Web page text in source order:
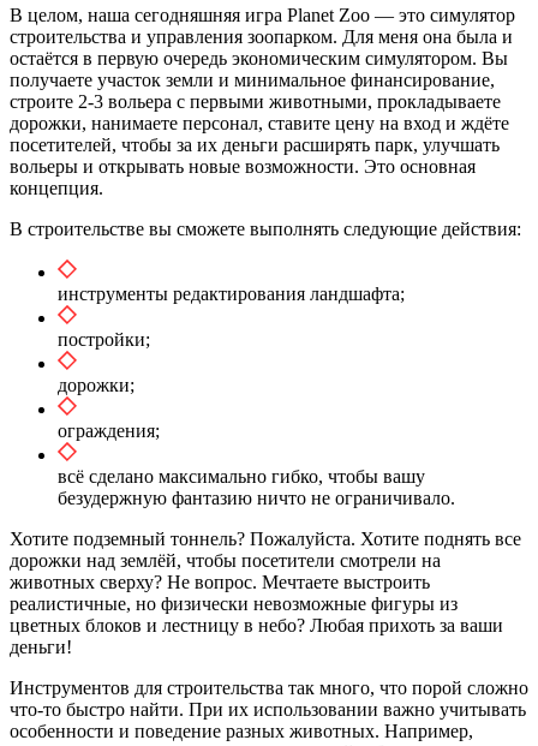
В целом, наша сегодняшняя игра Planet Zoo — это симулятор
строительства и управления зоопарком. Для меня она была и
остаётся в первую очередь экономическим симулятором. Вы
получаете участок земли и минимальное финансирование,
строите 2-3 вольера с первыми животными, прокладываете
дорожки, нанимаете персонал, ставите цену на вход и ждёте
посетителей, чтобы за их деньги расширять парк, улучшать
вольеры и открывать новые возможности. Это основная
концепция.
В строительстве вы сможете выполнять следующие действия:
инструменты редактирования ландшафта;
постройки;
дорожки;
ограждения;
всё сделано максимально гибко, чтобы вашу
безудержную фантазию ничто не ограничивало.
Хотите подземный тоннель? Пожалуйста. Хотите поднять все
дорожки над землёй, чтобы посетители смотрели на
животных сверху? Не вопрос. Мечтаете выстроить
реалистичные, но физически невозможные фигуры из
цветных блоков и лестницу в небо? Любая прихоть за ваши
деньги!
Инструментов для строительства так много, что порой сложно
что‑то быстро найти. При их использовании важно учитывать
особенности и поведение разных животных. Например,